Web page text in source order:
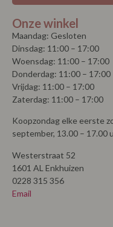
Onze winkel
Maandag: Gesloten
Dinsdag: 11:00 – 17:00
Woensdag: 11:00 – 17:00
Donderdag: 11:00 – 17:00
Vrijdag: 11:00 – 17:00
Zaterdag: 11:00 – 17:00
Koopzondag elke eerste
september, 13.00 – 17.00
Westerstraat 52
1601 AL Enkhuizen
0228 315 356
Email